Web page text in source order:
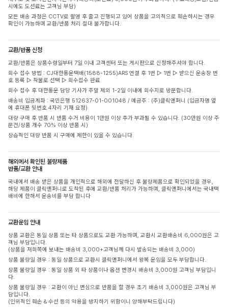
시에도 도선료는 고객님 부담)
모든 배송 과정은 CCTV로 촬영 후 출고 진행되고 있어 상품을 고의적으로 훼손하시는 경우
확인이 가능하며 교환/반품 처리 절대 불가합니다.
교환/반품 신청
교환/반품은 상품수령일부터 7일 이내 고객센터 또는 게시판으로 신청해주셔야 합니다.
회수 접수 방법 : CJ대한통운택배(1588-1255)ARS 연결 후 1번 ▷ 1번 ▷ 받으신 운송장 번
호 등록 ▷ 착불로 선택 ▷ 회수접수 완료
회수 접수 후 대한통운 담당 기사가 주말 제외 1-2일 이내에 회수지로 방문합니다.
배송비 입금계좌 : 국민은행 512637-01-001048 / 예금주 : (주)클릭앤퍼니 (입금자명 옆
에 휴대폰 뒷번호 4자리 기재 요청)
대량 구매 후 반품 시 반품 수거 비용이 1만원 이상 추가 부과될 수 있습니다. (30만원 이상 주
문건/상품 개수 70% 이상 반품 시)
상습적인 대량 반품 시 구매에 제한이 있을 수 있습니다.
해외에서 확인된 불량제품
반품/교환 안내
국내에서 배송 받은 상품을 개인적으로 해외에 전달하신 후 불량제품으로 확인되었을 경우,
해당 제품이 클릭앤퍼니로 도착된 후에 교환/반품 처리가 가능하며, 클릭앤퍼니에서는 국내택
배비에 한해서 운송비를 부담 합니다
교환운임 안내
상품 교환은 동일 상품 또는 타 상품으로도 교환 가능하며, 교환시 교환배송비 6,000원은 고
객님 부담입니다.
(상품을 저희쪽에 보내는 배송비 3,000+고객님께 다시 발송되는 배송비 3,000)
상품 불량일 경우 : 동일 상품으로 교환시 클릭앤퍼니에서 왕복 운임을 모두 부담합니다.
상품 불량일 경우 : 동일 상품 외 타 상품이나 옵션 변경시 배송비 3,000원 고객님 부담입니
다.
상품 불량일 경우 : 교환이 아닌 변심으로 반품을 할 경우 초기 배송비 3,000원은 고객님 부
담입니다.
(인위적인 훼손 & 수선 등의 악용을 방지하기 위함이니 양해부탁드립니다)